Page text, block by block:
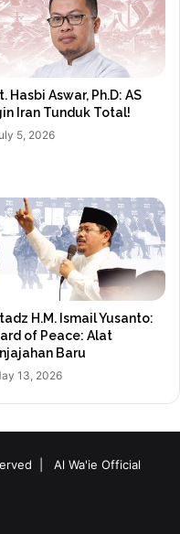
Hasbi Aswar, Ph.D: AS
Iran Tunduk Total!
5, 2026
H.M. Ismail Yusanto:
of Peace: Alat
Baru
13, 2026
| Al Wa'ie Official